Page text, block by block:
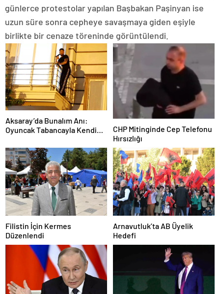
günlerce protestolar yapılan Başbakan Paşinyan ise
uzun süre sonra cepheye savaşmaya giden eşiyle
birlikte bir cenaze töreninde görüntülendi.
Aksaray’da Bunalım Anı:
Oyuncak Tabancayla Kendine
CHP Mitinginde Cep Telefonu
Hırsızlığı
Filistin İçin Kermes
Düzenlendi
Arnavutluk’ta AB Üyelik
Hedefi